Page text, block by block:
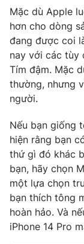
Ðiện thoại Thời
Email:
Liên hệ quảng
® Cấm sao chép
thuận bằng văn
Mặc dù Apple
hơn cho dòng
đang được coi
nay với các tùy
Tím đậm. Mặc
thường, nhưng
người.
Nếu bạn giống
hiện rằng bạn
thứ gì đó khác
bạn, hãy chọn
một lựa chọn
bạn thích tông
hoàn hảo. Và
iPhone 14 Pro